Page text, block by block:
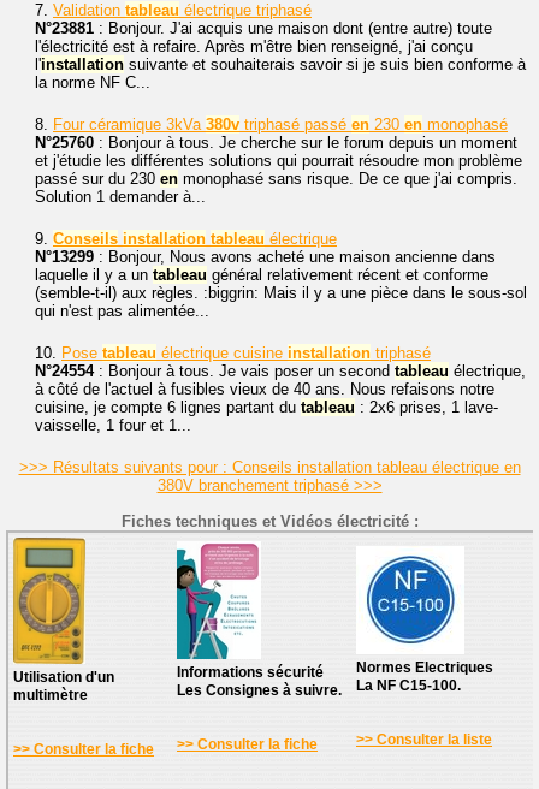
7. Validation tableau électrique triphasé
N°23881 : Bonjour. J'ai acquis une maison dont (entre autre) toute
l'électricité est à refaire. Après m'être bien renseigné, j'ai conçu
l'installation suivante et souhaiterais savoir si je suis bien conforme à
la norme NF C...
8. Four céramique 3kVa 380v triphasé passé en 230 en monophasé
N°25760 : Bonjour à tous. Je cherche sur le forum depuis un moment
et j'étudie les différentes solutions qui pourrait résoudre mon problème
passé sur du 230 en monophasé sans risque. De ce que j'ai compris.
Solution 1 demander à...
9. Conseils installation tableau électrique
N°13299 : Bonjour, Nous avons acheté une maison ancienne dans
laquelle il y a un tableau général relativement récent et conforme
(semble-t-il) aux règles. :biggrin: Mais il y a une pièce dans le sous-sol
qui n'est pas alimentée...
10. Pose tableau électrique cuisine installation triphasé
N°24554: Bonjour à tous. Je vais poser un second tableau électrique,
à côté de l'actuel à fusibles vieux de 40 ans. Nous refaisons notre
cuisine, je compte 6 lignes partant du tableau : 2x6 prises, 1 lave-
vaisselle, 1 four et 1...
>>> Résultats suivants pour : Conseils installation tableau électrique en
380V branchement triphasé >>>
Fiches techniques et Vidéos électricité :
Utilisation d'un
multimètre
>> Consulter la fiche
Informations sécurité
Les Consignes à suivre.
>> Consulter la fiche
Normes Electriques
La NF C15-100.
>> Consulter la liste